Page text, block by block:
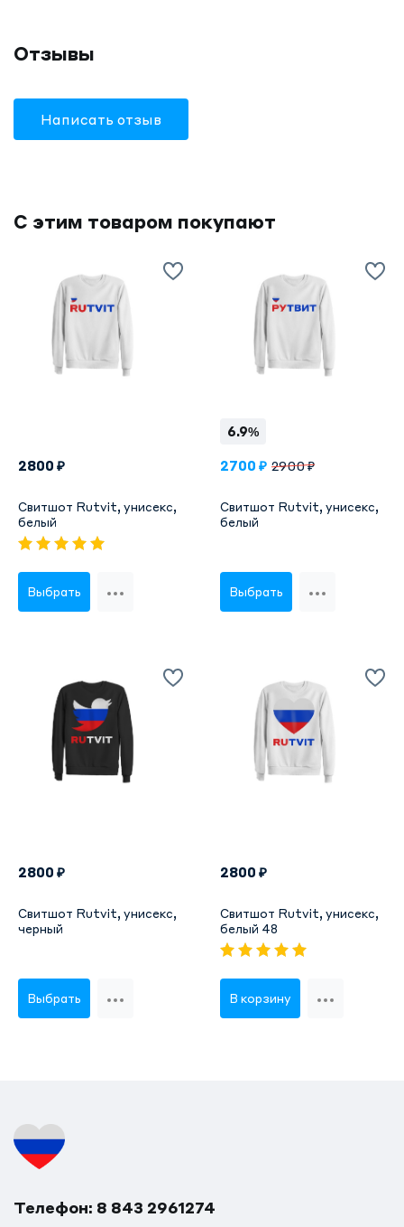
Отзывы
Написать отзыв
С этим товаром покупают
2800 ₽
Свитшот Rutvit, унисекс,
белый
Выбрать
6.9%
2700 ₽ 2900 ₽
Свитшот Rutvit, унисекс,
белый
Выбрать
2800 ₽
Свитшот Rutvit, унисекс,
черный
Выбрать
2800 ₽
Свитшот Rutvit, унисекс,
белый 48
В корзину
Телефон: 8 843 2961274